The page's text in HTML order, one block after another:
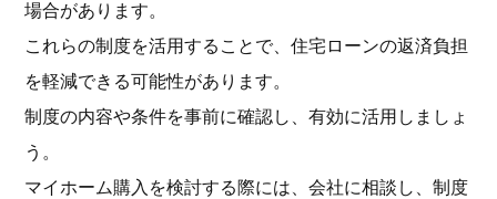
場合があります。
これらの制度を活用することで、住宅ローンの返済負担
を軽減できる可能性があります。
制度の内容や条件を事前に確認し、有効に活用しましょ
う。
マイホーム購入を検討する際には、会社に相談し、制度